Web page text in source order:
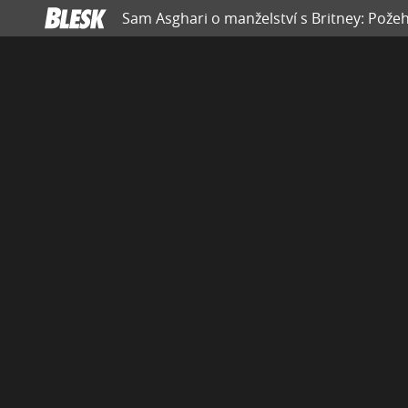
Sam Asghari o manželství s Britney: